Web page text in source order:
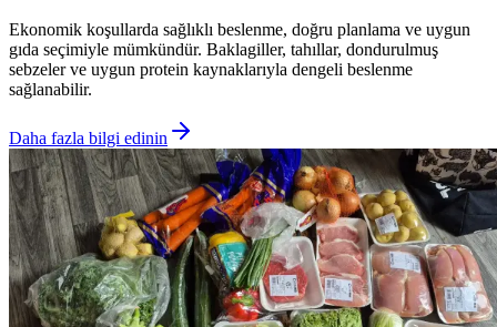
Ekonomik koşullarda sağlıklı beslenme, doğru planlama ve uygun
gıda seçimiyle mümkündür. Baklagiller, tahıllar, dondurulmuş
sebzeler ve uygun protein kaynaklarıyla dengeli beslenme
sağlanabilir.
Daha fazla bilgi edinin